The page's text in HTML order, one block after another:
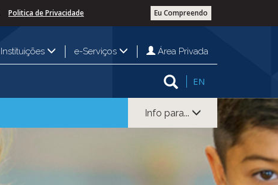
Eu Compreendo
Politica de Privacidade
Instituições e-Serviços Área Privada
EN
Info para...